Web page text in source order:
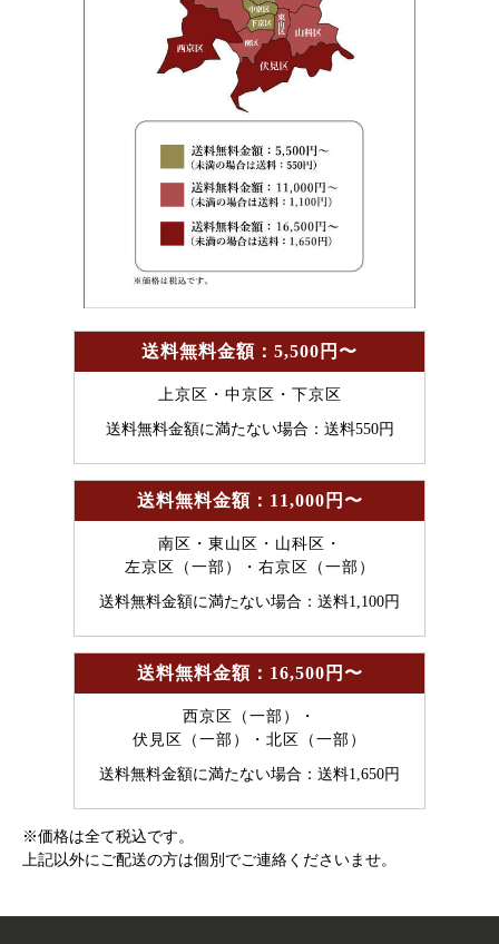
送料無料金額：5,500円〜
上京区・中京区・下京区
送料無料金額に満たない場合：送料550円
送料無料金額：11,000円〜
南区・東山区・山科区・
左京区（一部）・右京区（一部）
送料無料金額に満たない場合：送料1,100円
送料無料金額：16,500円〜
西京区（一部）・
伏見区（一部）・北区（一部）
送料無料金額に満たない場合：送料1,650円
※価格は全て税込です。
上記以外にご配送の方は個別でご連絡くださいませ。